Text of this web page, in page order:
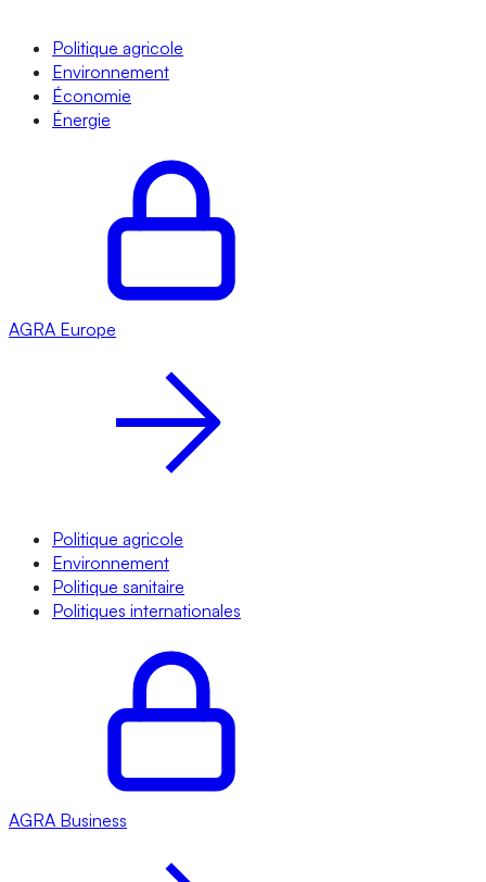
Politique agricole
Environnement
Économie
Énergie
AGRA Europe
Politique agricole
Environnement
Politique sanitaire
Politiques internationales
AGRA Business